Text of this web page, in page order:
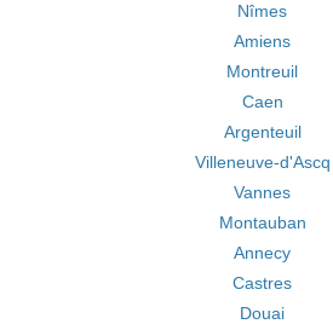
Nîmes
Amiens
Montreuil
Caen
Argenteuil
Villeneuve-d'Ascq
Vannes
Montauban
Annecy
Castres
Douai